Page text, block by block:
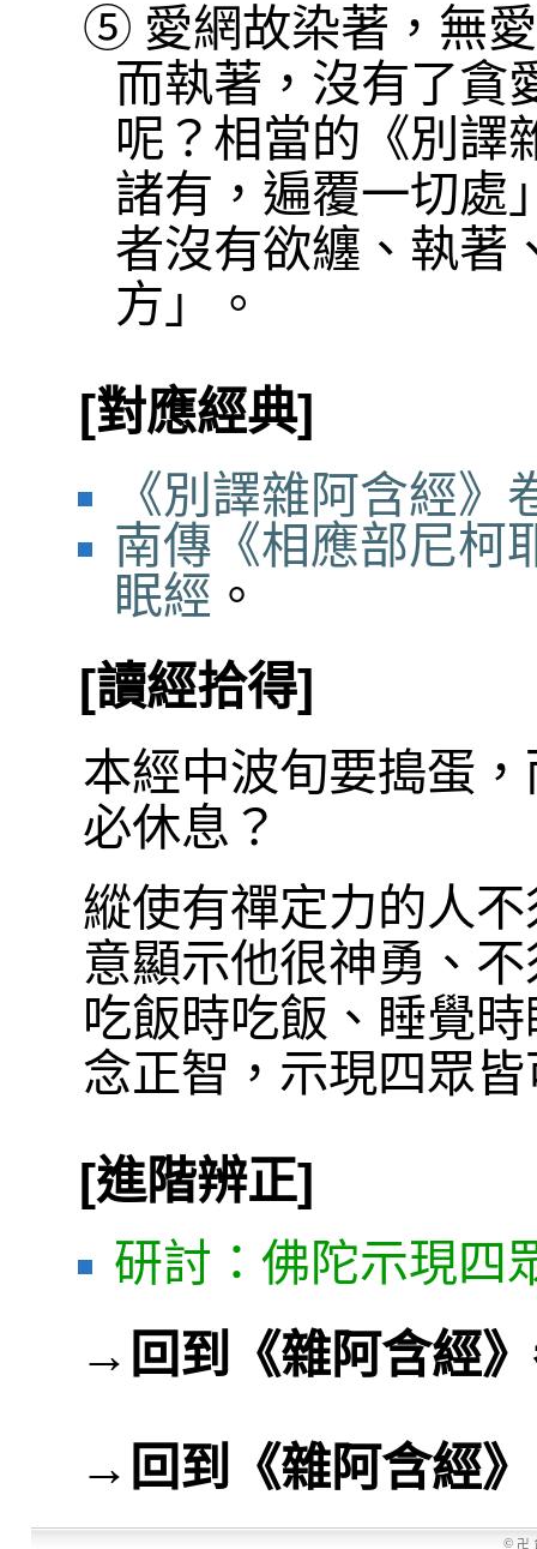
⑤ 愛網故染著，無
而執著，沒有了貪
呢？相當的《別譯
諸有，遍覆一切處
者沒有欲纏、執著
方」。
[對應經典]
《別譯雜阿含經》
南傳《相應部尼柯
眠經 。
[讀經拾得]
本經中波旬要搗蛋
必休息？
縱使有禪定力的人
意顯示他很神勇、
吃飯時吃飯、睡覺
念正智，示現四眾
[進階辨正]
研討：佛陀示現四
→ 回到《雜阿含經
→ 回到《雜阿含經》
© 卍